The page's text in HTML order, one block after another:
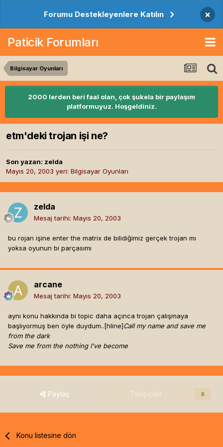
Forumu Destekleyenlere Katılın ×
Paticik Forumları
Bilgisayar Oyunları
2000 lerden beri faal olan, çok şukela bir paylaşım
platformuyuz. Hoşgeldiniz.
etm'deki trojan işi ne?
Son yazan: zelda
Mayıs 20, 2003 yeri: Bilgisayar Oyunları
zelda
Mesaj tarihi: Mayıs 20, 2003
bu rojan işine enter the matrix de bilidiğimiz gerçek trojan mı
yoksa oyunun bi parçasımı
arcane
Mesaj tarihi: Mayıs 20, 2003
aynı konu hakkında bi topic daha açınca trojan çalışmaya
başlıyormuş ben öyle duydum..[hline]Call my name and save me
from the dark
Save me from the nothing I've become
Paylaş Takipçiler 0
Konu listesine dön